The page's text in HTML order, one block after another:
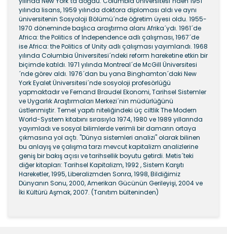
yılında lisans, 1959 yılında doktora diploması aldı ve aynı
üniversitenin Sosyoloji Bölümü´nde öğretim üyesi oldu. 1955-
1970 döneminde başlıca araştırma alanı Afrika´ydı. 1961´de
Africa: the Politics of Independence adlı çalışması, 1967´de
ise Africa: the Politics of Unity adlı çalışması yayımlandı. 1968
yılında Columbia Üniversitesi´ndeki reform hareketine etkin bir
biçimde katıldı. 1971 yılında Montreal´de McGill Üniversitesi
´nde görev aldı. 1976´dan bu yana Binghamton´daki New
York Eyalet Üniversitesi´nde sosyoloji profesörlüğü
yapmaktadır ve Fernand Braudel Ekonomi, Tarihsel Sistemler
ve Uygarlık Araştırmaları Merkezi´nin müdürlüğünü
üstlenmiştir. Temel yapıtı niteliğindeki üç ciltlik The Modern
World-System kitabını sırasıyla 1974, 1980 ve 1989 yıllarında
yayımladı ve sosyal bilimlerde verimli bir damarın ortaya
çıkmasına yol açtı. "Dünya sistemleri analizi" olarak bilinen
bu anlayış ve çalışma tarzı mevcut kapitalizm analizlerine
geniş bir bakış açısı ve tarihsellik boyutu getirdi. Metis´teki
diğer kitapları: Tarihsel Kapitalizm, 1992 , Sistem Karşıtı
Hareketler, 1995, Liberalizmden Sonra, 1998, Bildiğimiz
Dünyanın Sonu, 2000, Amerikan Gücünün Gerileyişi, 2004 ve
İki Kültürü Aşmak, 2007. (Tanıtım bülteninden)